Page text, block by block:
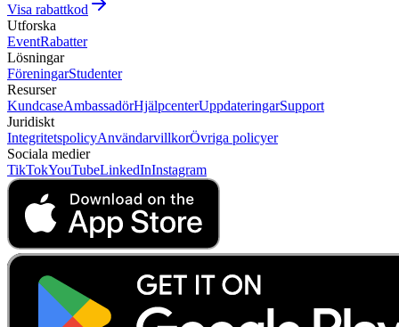
Visa rabattkod
Utforska
EventRabatter
Lösningar
FöreningarStudenter
Resurser
KundcaseAmbassadörHjälpcenterUppdateringarSupport
Juridiskt
IntegritetspolicyAnvändarvillkorÖvriga policyer
Sociala medier
TikTokYouTubeLinkedInInstagram